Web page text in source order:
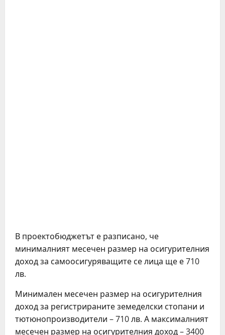
В проектобюджетът е разписано, че
минималният месечен размер на осигурителния
доход за самоосигуряващите се лица ще е 710
лв.
Минимален месечен размер на осигурителния
доход за регистрираните земеделски стопани и
тютюнопроизводители – 710 лв. А максималният
месечен размер на осигурителния доход – 3400